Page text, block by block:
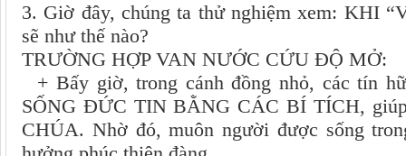
3. Giờ đây, chúng ta thử nghiệm xem: KHI
sẽ như thế nào?
TRƯỜNG HỢP VAN NƯỚC CỨU ĐỘ MỞ:
+ Bấy giờ, trong cánh đồng nhỏ, các tín
SỐNG ĐỨC TIN BẰNG CÁC BÍ TÍCH,
CHÚA. Nhờ đó, muôn người được sống